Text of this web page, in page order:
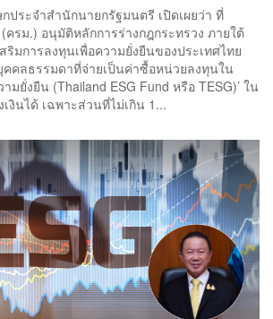
ประจำสำนักนายกรัฐมนตรี เปิดเผยว่า ที่
รม.) อนุมัติหลักการร่างกฎกระทรวง ภายใต้
ริมการลงทุนเพื่อความยั่งยืนของประเทศไทย
คคลธรรมดาที่จ่ายเป็นค่าซื้อหน่วยลงทุนใน
ามยั่งยืน (Thailand ESG Fund หรือ TESG)’ ใน
งินได้ เฉพาะส่วนที่ไม่เกิน 1...